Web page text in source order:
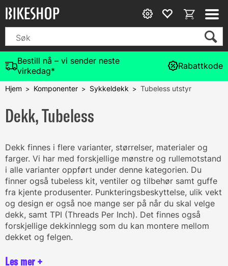
Bestill nå – vi sender neste
virkedag*
Rabattkode
Hjem > Komponenter> Sykkeldekk>Tubeless utstyr
Dekk, Tubeless
Dekk finnes i flere varianter, størrelser, materialer og
farger. Vi har med forskjellige mønstre og rullemotstand
i alle varianter oppført under denne kategorien. Du
finner også tubeless kit, ventiler og tilbehør samt guffe
fra kjente produsenter. Punkteringsbeskyttelse, ulik vekt
og design er også noe mange ser på når du skal velge
dekk, samt TPI (Threads Per Inch). Det finnes også
forskjellige dekkinnlegg som du kan montere mellom
dekket og felgen.